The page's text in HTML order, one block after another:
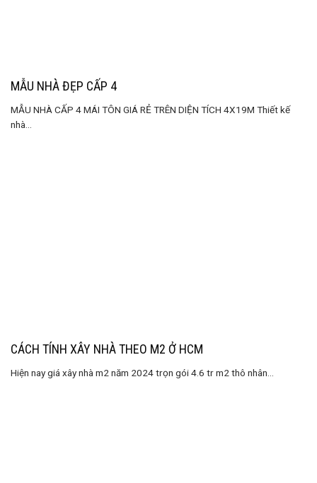
MẪU NHÀ ĐẸP CẤP 4
MẪU NHÀ CẤP 4 MÁI TÔN GIÁ RẺ TRÊN DIỆN TÍCH 4X19M Thiết kế
nhà...
CÁCH TÍNH XÂY NHÀ THEO M2 Ở HCM
Hiện nay giá xây nhà m2 năm 2024 trọn gói 4.6 tr m2 thô nhân...